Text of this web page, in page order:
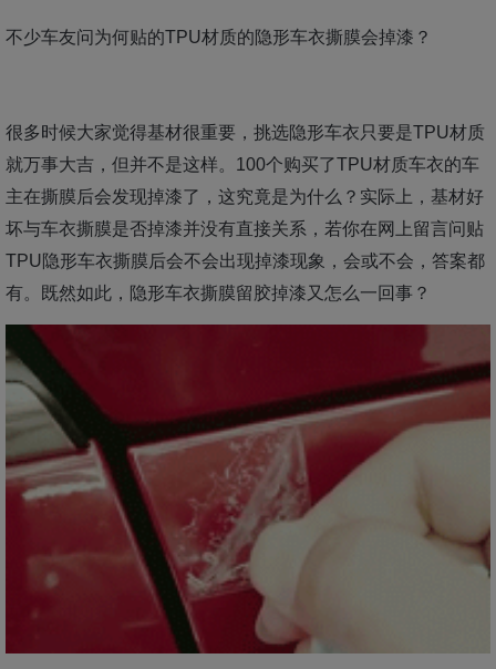
不少车友问为何贴的TPU材质的隐形车衣撕膜会掉漆？
很多时候大家觉得基材很重要，挑选隐形车衣只要是TPU材质
就万事大吉，但并不是这样。100个购买了TPU材质车衣的车
主在撕膜后会发现掉漆了，这究竟是为什么？实际上，基材好
坏与车衣撕膜是否掉漆并没有直接关系，若你在网上留言问贴
TPU隐形车衣撕膜后会不会出现掉漆现象，会或不会，答案都
有。既然如此，隐形车衣撕膜留胶掉漆又怎么一回事？